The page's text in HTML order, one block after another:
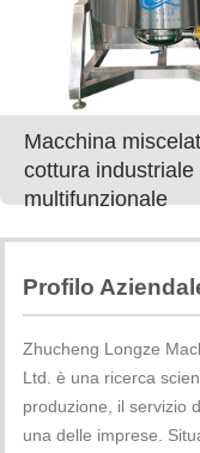
Macchina
cottura industriale
multifunzionale
Profilo
Zhucheng Longze
Ltd. è una ricerca
produzione, il servizio
una delle imprese.